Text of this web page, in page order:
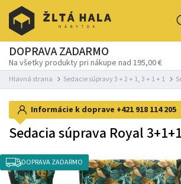
DOPRAVA ZADARMO
Na všetky produkty pri nákupe nad 195,00 €
Hlavná strana Sedacie súpravy 3 + 2 + 1, 3 + 1 + 1
Informácie k doprave +421 918 114 205
Sedacia súprava Royal
DOPRAVA ZADARMO